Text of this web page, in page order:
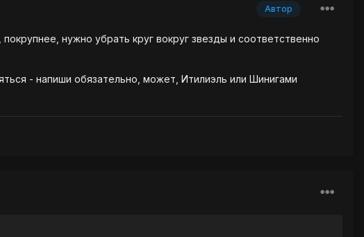
Автор
нужно убрать круг вокруг звезды и соответственно
- напиши обязательно, может, Итилиэль или Шинигами